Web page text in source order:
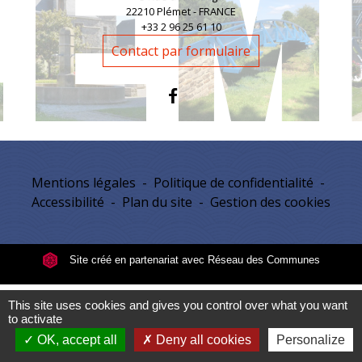
22210 Plémet - FRANCE
+33 2 96 25 61 10
Contact par formulaire
Mentions légales - Politique de confidentialité -
Accessibilité - Plan du site - Gestion des cookies
Site créé en partenariat avec Réseau des Communes
This site uses cookies and gives you control over what you want
to activate
OK, accept all
Deny all cookies Personalize